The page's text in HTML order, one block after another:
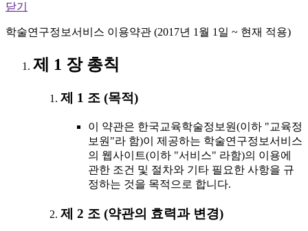
닫기
학술연구정보서비스 이용약관 (2017년 1월 1일 ~ 현재 적용)
제 1 장 총칙
제 1 조 (목적)
이 약관은 한국교육학술정보원(이하 "교육정
보원"라 함)이 제공하는 학술연구정보서비스
의 웹사이트(이하 "서비스" 라함)의 이용에
관한 조건 및 절차와 기타 필요한 사항을 규
정하는 것을 목적으로 합니다.
제 2 조 (약관의 효력과 변경)